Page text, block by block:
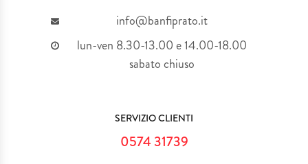
info@banfiprato.it
lun-ven 8.30-13.00 e 14.00-18.00
sabato chiuso
SERVIZIO CLIENTI
0574 31739